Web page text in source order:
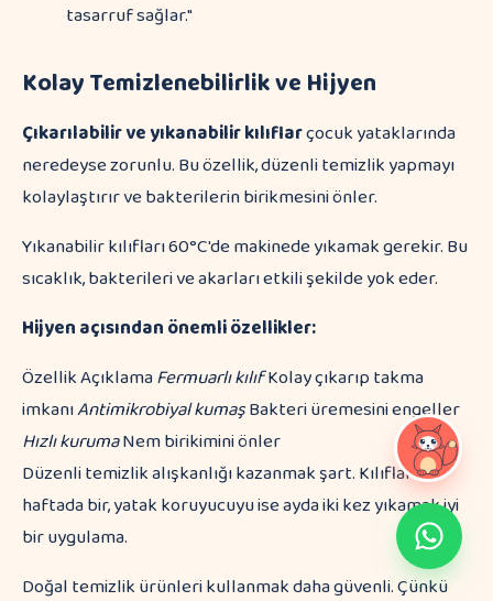
tasarruf sağlar."
Kolay Temizlenebilirlik ve Hijyen
Çıkarılabilir ve yıkanabilir kılıflarçocuk yataklarında
neredeyse zorunlu. Bu özellik, düzenli temizlik yapmayı
kolaylaştırır ve bakterilerin birikmesini önler.
Yıkanabilir kılıfları 60°C'de makinede yıkamak gerekir. Bu
sıcaklık, bakterileri ve akarları etkili şekilde yok eder.
Hijyen açısından önemli özellikler:
Özellik AçıklamaFermuarlı kılıfKolay çıkarıp takma
imkanıAntimikrobiyal kumaşBakteri üremesini engeller
Hızlı kurumaNem birikimini önler
Düzenli temizlik alışkanlığı kazanmak şart. Kılıfları
haftada bir, yatak koruyucuyu ise ayda iki kez yıkamak iyi
bir uygulama.
Doğal temizlik ürünleri kullanmak daha güvenli. Çünkü